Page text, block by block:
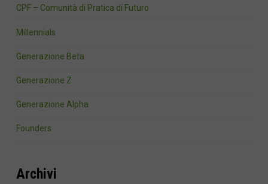
CPF – Comunità di Pratica di Futuro
Millennials
Generazione Beta
Generazione Z
Generazione Alpha
Founders
Archivi